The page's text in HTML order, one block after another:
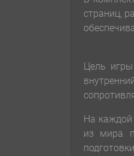
страниц,
Цель
На
из мира